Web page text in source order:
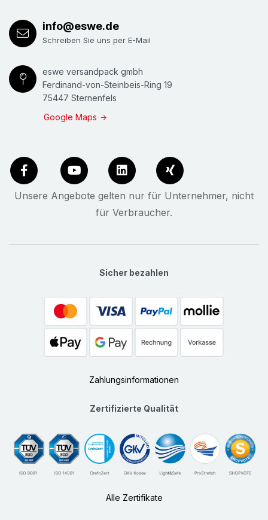
info@eswe.de
Schreiben Sie uns per E-Mail
eswe versandpack gmbh
Ferdinand-von-Steinbeis-Ring 19
75447 Sternenfels
Google Maps
Unsere Angebote gelten nur für Unternehmer, nicht
für Verbraucher.
Sicher bezahlen
Zahlungsinformationen
Zertifizierte Qualität
Alle Zertifikate